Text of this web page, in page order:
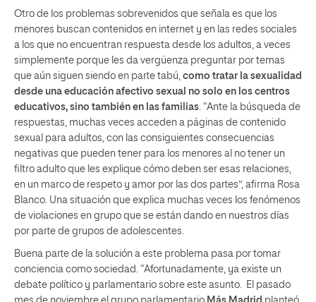
Otro de los problemas sobrevenidos que señala es que los
menores buscan contenidos en internet y en las redes sociales
a los que no encuentran respuesta desde los adultos, a veces
simplemente porque les da vergüenza preguntar por temas
que aún siguen siendo en parte tabú, como tratar la sexualidad
desde una educación afectivo sexual no solo en los centros
educativos, sino también en las familias. “Ante la búsqueda de
respuestas, muchas veces acceden a páginas de contenido
sexual para adultos, con las consiguientes consecuencias
negativas que pueden tener para los menores al no tener un
filtro adulto que les explique cómo deben ser esas relaciones,
en un marco de respeto y amor por las dos partes”, afirma Rosa
Blanco. Una situación que explica muchas veces los fenómenos
de violaciones en grupo que se están dando en nuestros días
por parte de grupos de adolescentes.
Buena parte de la solución a este problema pasa por tomar
conciencia como sociedad. “Afortunadamente, ya existe un
debate político y parlamentario sobre este asunto. El pasado